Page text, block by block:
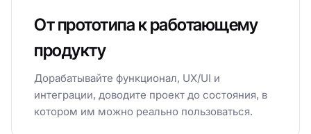
От прототипа к работающему
продукту
Дорабатывайте функционал, UX/UI и
интеграции, доводите проект до состояния, в
котором им можно реально пользоваться.